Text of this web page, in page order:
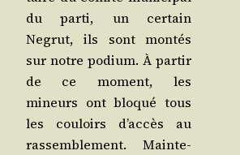
du par­ti, un cer­tain
Negrut, ils sont mon­tés
sur notre podium. À par­tir
de ce moment, les
mineurs ont blo­qué tous
les cou­loirs d’ac­cès au
ras­sem­ble­ment. Main­te­